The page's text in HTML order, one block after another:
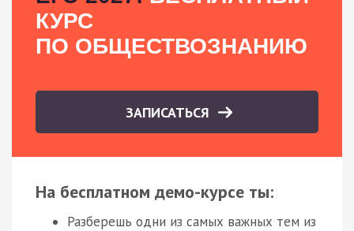
КУРС
ПО ОБЩЕСТВОЗНАНИЮ
ЗАПИСАТЬСЯ
На бесплатном демо-курсе ты:
Разберешь одни из самых важных тем из